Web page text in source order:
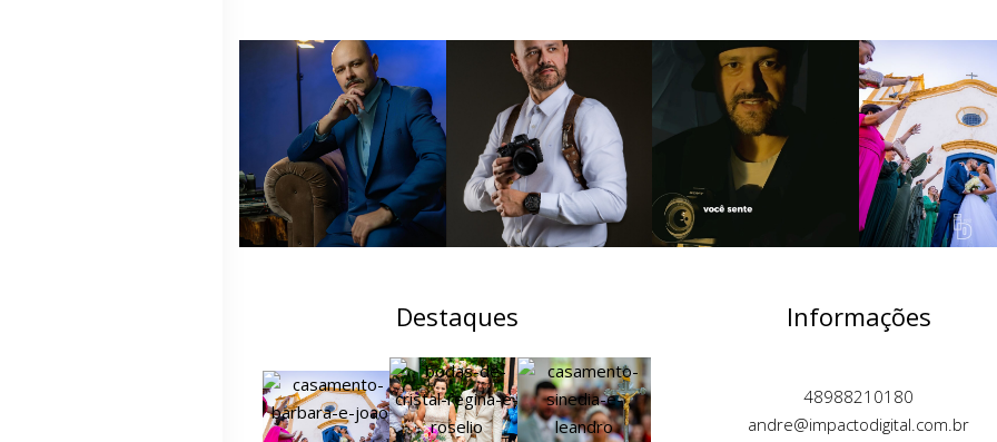
Destaques Informações
48988210180
andre@impactodigital.com.br